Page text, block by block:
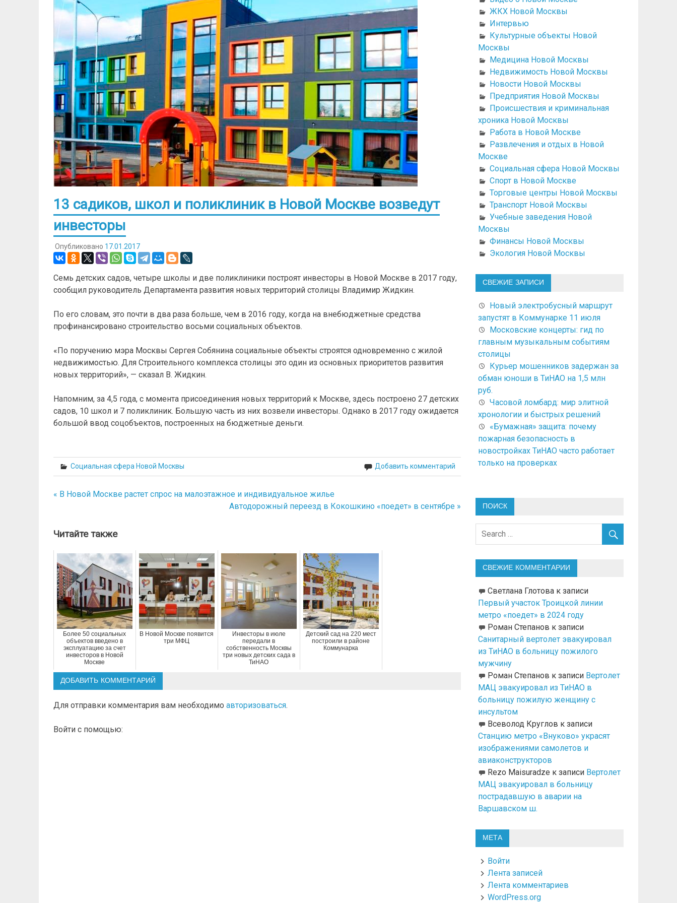
13 садиков, школ и поликлиник в Новой Москве возведут
инвесторы
Опубликовано 17.01.2017
Семь детских садов, четыре школы и две поликлиники построят инвесторы в Новой Москве в 2017 году,
сообщил руководитель Департамента развития новых территорий столицы Владимир Жидкин.
По его словам, это почти в два раза больше, чем в 2016 году, когда на внебюджетные средства
профинансировано строительство восьми социальных объектов.
«По поручению мэра Москвы Сергея Собянина социальные объекты строятся одновременно с жилой
недвижимостью. Для Строительного комплекса столицы это один из основных приоритетов развития
новых территорий», — сказал В. Жидкин.
Напомним, за 4,5 года, с момента присоединения новых территорий к Москве, здесь построено 27 детских
садов, 10 школ и 7 поликлиник. Большую часть из них возвели инвесторы. Однако в 2017 году ожидается
большой ввод соцобъектов, построенных на бюджетные деньги.
Социальная сфера Новой Москвы Добавить комментарий
Навигация
записям
« В Новой Москве растет спрос на малоэтажное и индивидуальное жилье
Автодорожный переезд в Кокошкино «поедет» в сентябре »
Читайте также
Более 50 социальных
объектов введено в
эксплуатацию за счет
инвесторов в Новой
Москве
В Новой Москве появится
три МФЦ
Инвесторы в июле
передали в
собственность Москвы
три новых детских сада в
ТиНАО
Детский сад на 220 мест
построили в районе
Коммунарка
ДОБАВИТЬ КОММЕНТАРИЙ
Для отправки комментария вам необходимо авторизоваться.
Войти с помощью:
ЖКХ Новой Москвы
Интервью
Культурные объекты Новой
Москвы
Медицина Новой Москвы
Недвижимость Новой Москвы
Новости Новой Москвы
Предприятия Новой Москвы
Происшествия и криминальная
хроника Новой Москвы
Работа в Новой Москве
Развлечения и отдых в Новой
Москве
Социальная сфера Новой Москвы
Спорт в Новой Москве
Торговые центры Новой Москвы
Транспорт Новой Москвы
Учебные заведения Новой
Москвы
Финансы Новой Москвы
Экология Новой Москвы
СВЕЖИЕ ЗАПИСИ
Новый электробусный маршрут
запустят в Коммунарке 11 июля
Московские концерты: гид по
главным музыкальным событиям
столицы
Курьер мошенников задержан за
обман юноши в ТиНАО на 1,5 млн
руб.
Часовой ломбард: мир элитной
хронологии и быстрых решений
«Бумажная» защита: почему
пожарная безопасность в
новостройках ТиНАО часто работает
только на проверках
ПОИСК
СВЕЖИЕ КОММЕНТАРИИ
Светлана Глотовак записи
Первый участок Троицкой линии
метро «поедет» в 2024 году
Роман Степанов к записи
Санитарный вертолет эвакуировал
из ТиНАО в больницу пожилого
мужчину
Роман Степанов к записи Вертолет
МАЦ эвакуировал из ТиНАО в
больницу пожилую женщину с
инсультом
Всеволод Круглов к записи
Станцию метро «Внуково» украсят
изображениями самолетов и
авиаконструкторов
Rezo Maisuradze к записи Вертолет
МАЦ эвакуировал в больницу
пострадавшую в аварии на
Варшавском ш.
МЕТА
Войти
Лента записей
Лента комментариев
WordPress.org